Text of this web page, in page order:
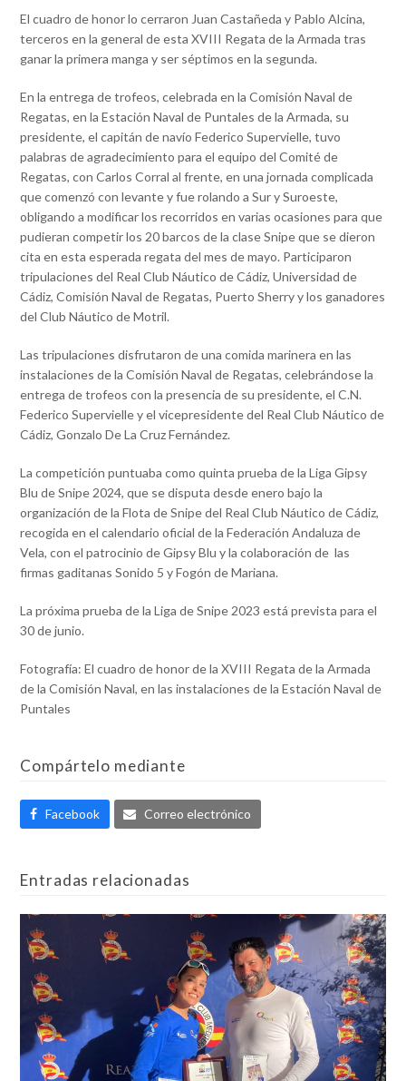
El cuadro de honor lo cerraron Juan Castañeda y Pablo Alcina,
terceros en la general de esta XVIII Regata de la Armada tras
ganar la primera manga y ser séptimos en la segunda.
En la entrega de trofeos, celebrada en la Comisión Naval de
Regatas, en la Estación Naval de Puntales de la Armada, su
presidente, el capitán de navío Federico Supervielle, tuvo
palabras de agradecimiento para el equipo del Comité de
Regatas, con Carlos Corral al frente, en una jornada complicada
que comenzó con levante y fue rolando a Sur y Suroeste,
obligando a modificar los recorridos en varias ocasiones para que
pudieran competir los 20 barcos de la clase Snipe que se dieron
cita en esta esperada regata del mes de mayo. Participaron
tripulaciones del Real Club Náutico de Cádiz, Universidad de
Cádiz, Comisión Naval de Regatas, Puerto Sherry y los ganadores
del Club Náutico de Motril.
Las tripulaciones disfrutaron de una comida marinera en las
instalaciones de la Comisión Naval de Regatas, celebrándose la
entrega de trofeos con la presencia de su presidente, el C.N.
Federico Supervielle y el vicepresidente del Real Club Náutico de
Cádiz, Gonzalo De La Cruz Fernández.
La competición puntuaba como quinta prueba de la Liga Gipsy
Blu de Snipe 2024, que se disputa desde enero bajo la
organización de la Flota de Snipe del Real Club Náutico de Cádiz,
recogida en el calendario oficial de la Federación Andaluza de
Vela, con el patrocinio de Gipsy Blu y la colaboración de las
firmas gaditanas Sonido 5 y Fogón de Mariana.
La próxima prueba de la Liga de Snipe 2023 está prevista para el
30 de junio.
Fotografía: El cuadro de honor de la XVIII Regata de la Armada
de la Comisión Naval, en las instalaciones de la Estación Naval de
Puntales
Compártelo mediante
Facebook Correo electrónico
Entradas relacionadas